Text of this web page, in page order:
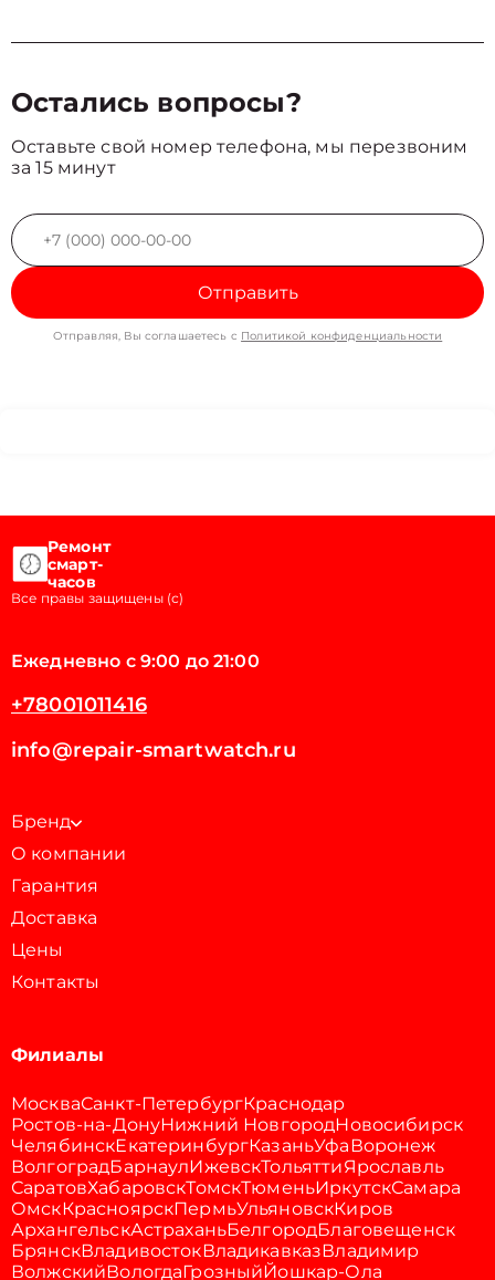
Остались вопросы?
Оставьте свой номер телефона, мы перезвоним
за 15 минут
Отправить
Отправляя, Вы соглашаетесь с Политикой конфиденциальности
Ремонт
смарт-
часов
Все правы защищены (с)
Ежедневно с 9:00 до 21:00
+78001011416
info@repair-smartwatch.ru
Бренд
О компании
Гарантия
Доставка
Цены
Контакты
Филиалы
МоскваСанкт-ПетербургКраснодар
Ростов-на-ДонуНижний НовгородНовосибирск
ЧелябинскЕкатеринбургКазаньУфаВоронеж
ВолгоградБарнаулИжевскТольяттиЯрославль
СаратовХабаровскТомскТюменьИркутскСамара
ОмскКрасноярскПермьУльяновскКиров
АрхангельскАстраханьБелгородБлаговещенск
БрянскВладивостокВладикавказВладимир
ВолжскийВологдаГрозныйЙошкар-Ола